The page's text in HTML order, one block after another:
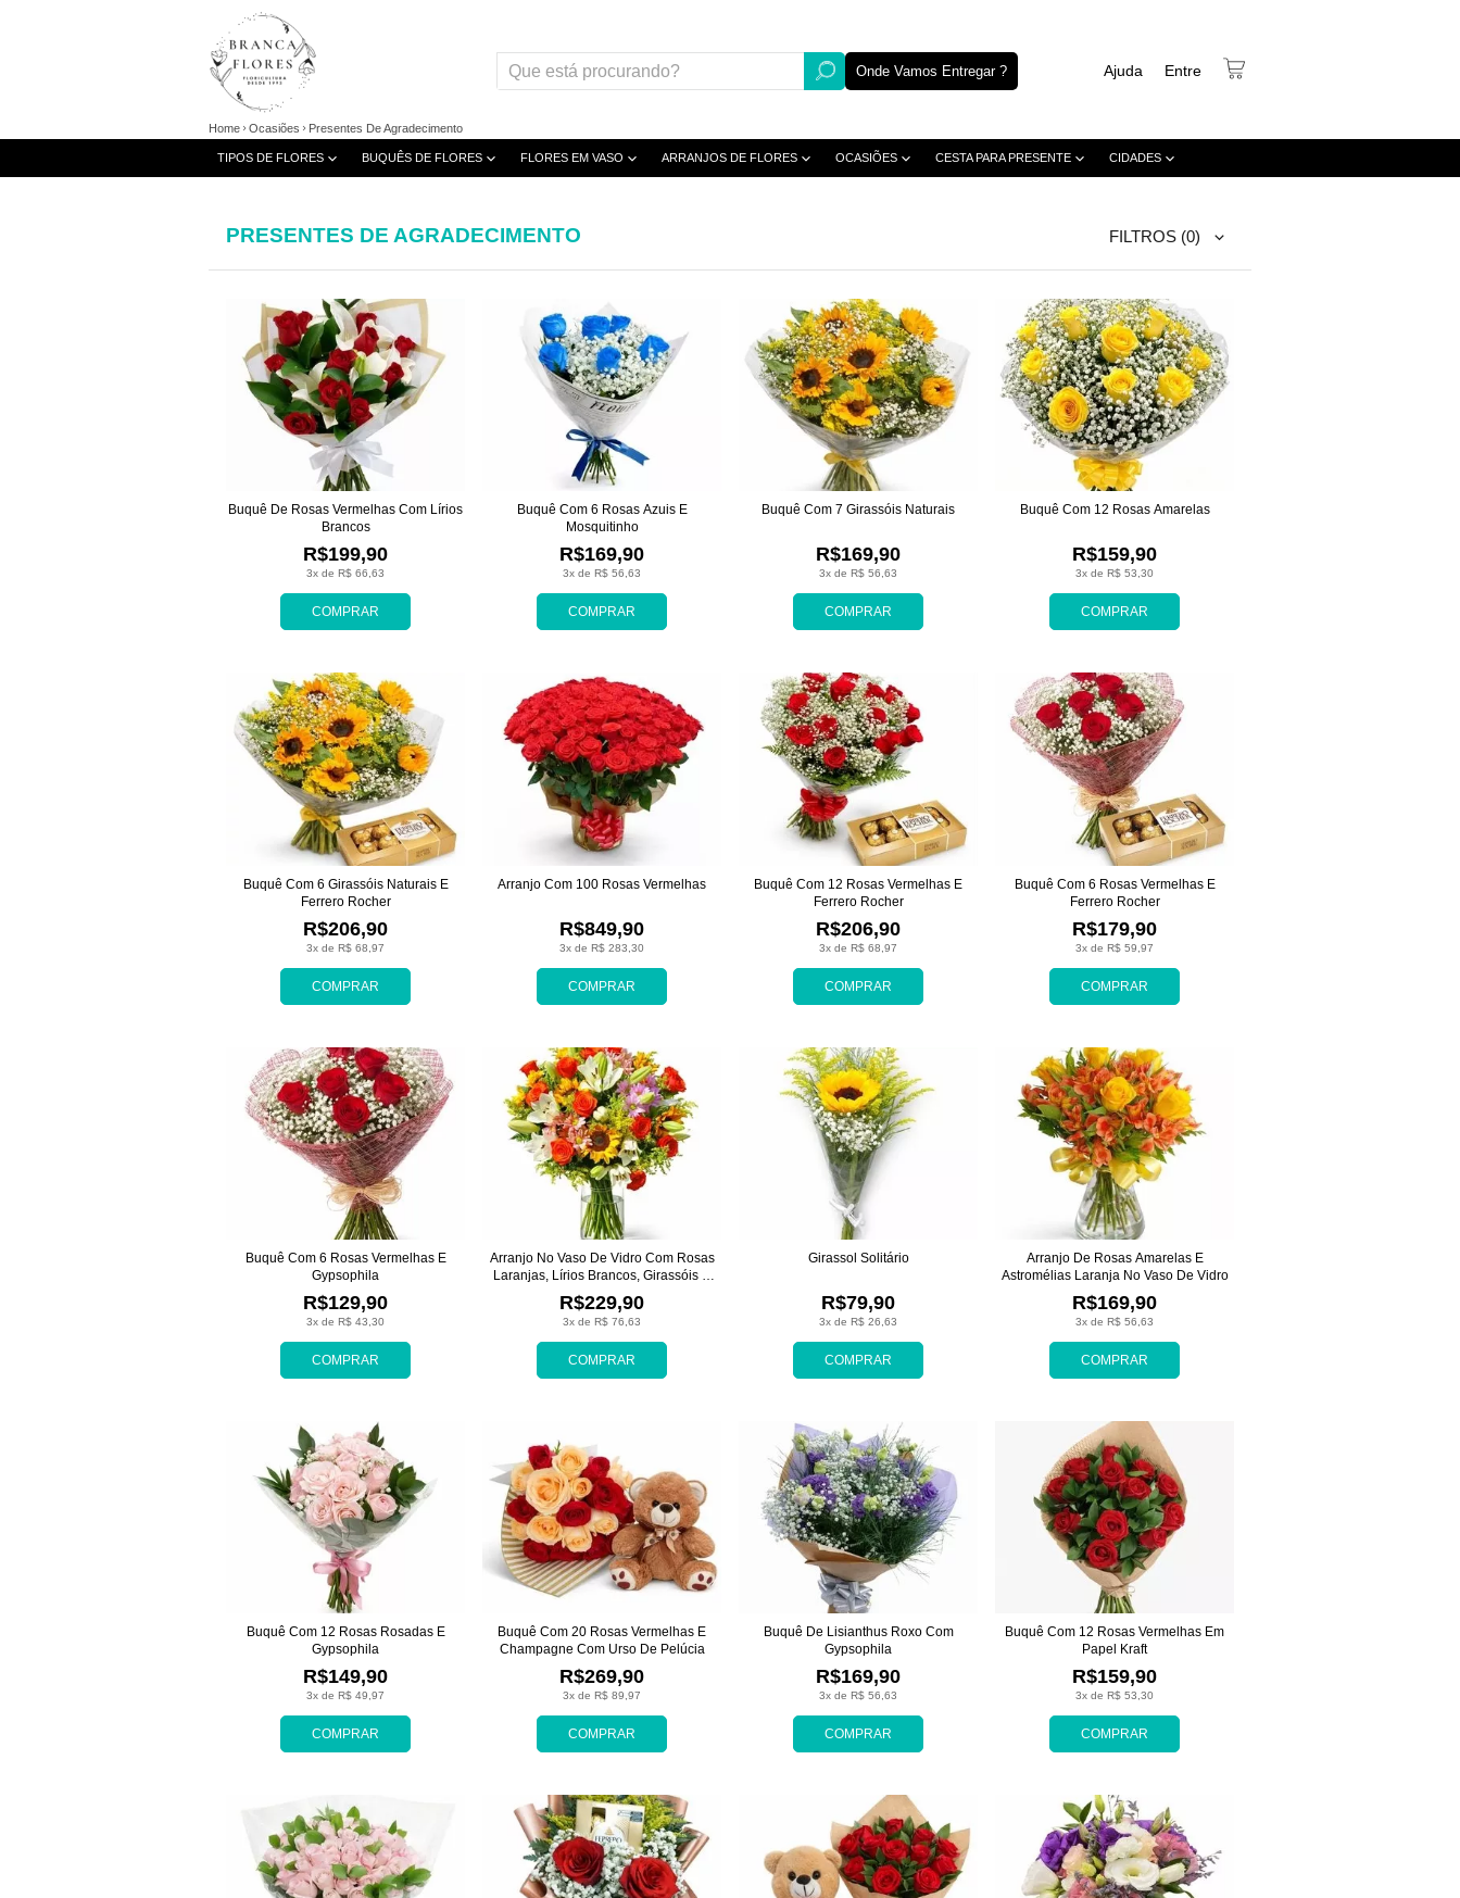
Onde Vamos Entregar ? Entre
Ajuda
TIPOS DE FLORES BUQUÊS DE FLORES FLORES EM VASO ARRANJOS DE FLORES OCASIÕES CESTA PARA PRESENTE CIDADES
Home Ocasiões Presentes De Agradecimento
PRESENTES DE AGRADECIMENTO FILTROS (0)
COMPRAR
3x de R$ 66,63
R$199,90
Buquê De Rosas Vermelhas Com Lírios
Brancos
COMPRAR
3x de R$ 56,63
R$169,90
Buquê Com 6 Rosas Azuis E
Mosquitinho
COMPRAR
3x de R$ 56,63
R$169,90
Buquê Com 7 Girassóis Naturais
COMPRAR
3x de R$ 53,30
R$159,90
Buquê Com 12 Rosas Amarelas
COMPRAR
3x de R$ 68,97
R$206,90
Buquê Com 6 Girassóis Naturais E
Ferrero Rocher
COMPRAR
3x de R$ 283,30
R$849,90
Arranjo Com 100 Rosas Vermelhas
COMPRAR
3x de R$ 68,97
R$206,90
Buquê Com 12 Rosas Vermelhas E
Ferrero Rocher
COMPRAR
3x de R$ 59,97
R$179,90
Buquê Com 6 Rosas Vermelhas E
Ferrero Rocher
COMPRAR
3x de R$ 43,30
R$129,90
Buquê Com 6 Rosas Vermelhas E
Gypsophila
COMPRAR
3x de R$ 76,63
R$229,90
Arranjo No Vaso De Vidro Com Rosas
Laranjas, Lírios Brancos, Girassóis E
Margaridas
COMPRAR
3x de R$ 26,63
R$79,90
Girassol Solitário
COMPRAR
3x de R$ 56,63
R$169,90
Arranjo De Rosas Amarelas E
Astromélias Laranja No Vaso De Vidro
COMPRAR
3x de R$ 49,97
R$149,90
Buquê Com 12 Rosas Rosadas E
Gypsophila
COMPRAR
3x de R$ 89,97
R$269,90
Buquê Com 20 Rosas Vermelhas E
Champagne Com Urso De Pelúcia
COMPRAR
3x de R$ 56,63
R$169,90
Buquê De Lisianthus Roxo Com
Gypsophila
COMPRAR
3x de R$ 53,30
R$159,90
Buquê Com 12 Rosas Vermelhas Em
Papel Kraft